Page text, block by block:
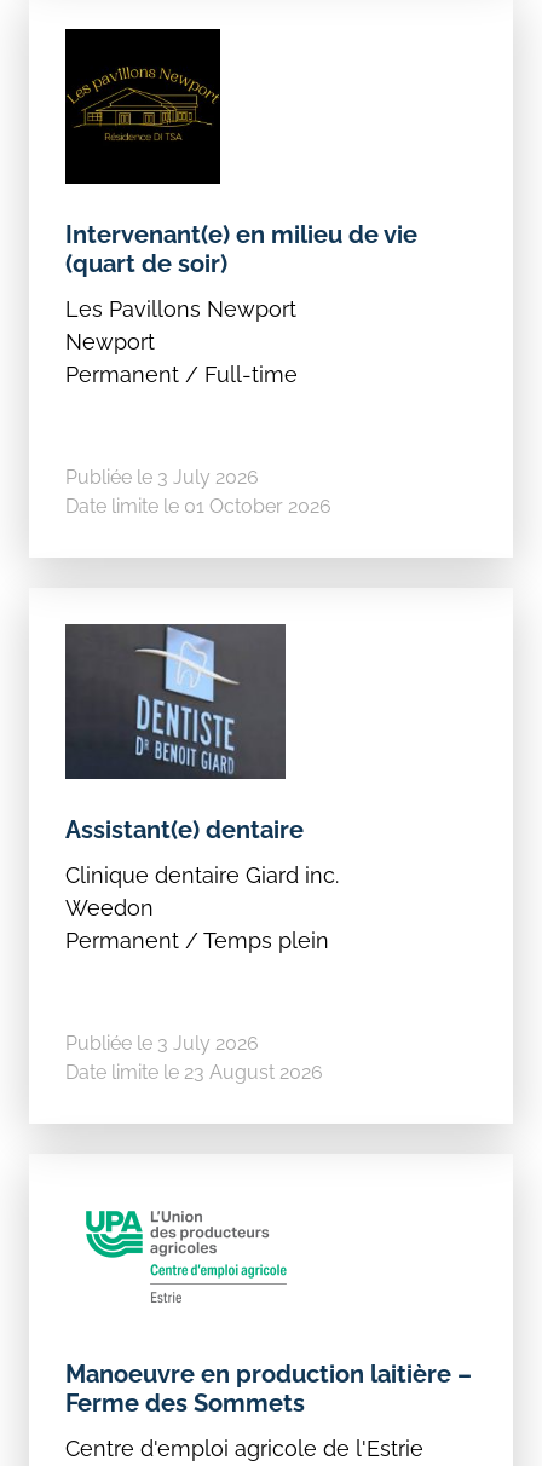
Intervenant(e) en milieu de vie
(quart de soir)
Les Pavillons Newport
Newport
Permanent / Full-time
Publiée le 3 July 2026
Date limite le 01 October 2026
Assistant(e) dentaire
Clinique dentaire Giard inc.
Weedon
Permanent / Temps plein
Publiée le 3 July 2026
Date limite le 23 August 2026
Manoeuvre en production laitière –
Ferme des Sommets
Centre d'emploi agricole de l'Estrie